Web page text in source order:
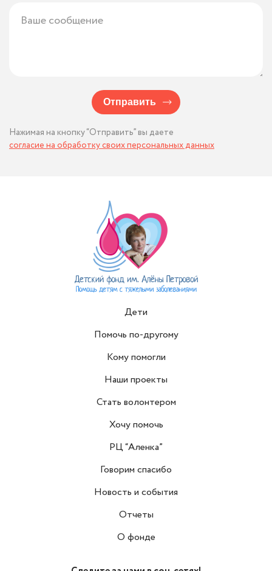
Отправить
Нажимая на кнопку “Отправить” вы даете
согласие на обработку своих персональных данных
Дети
Помочь по-другому
Кому помогли
Наши проекты
Стать волонтером
Хочу помочь
РЦ “Аленка”
Говорим спасибо
Новость и события
Отчеты
О фонде